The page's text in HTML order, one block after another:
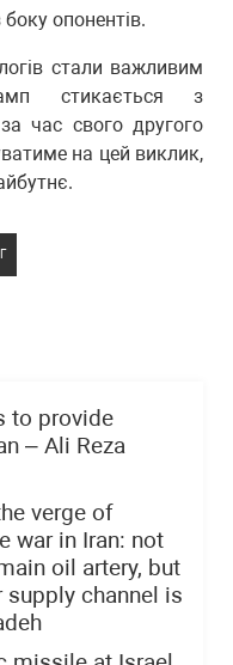
опонентів.
стали важливим
стикається з
час свого другого
на цей виклик,
to provide
– Ali Reza
verge of
war in Iran: not
oil artery, but
channel is